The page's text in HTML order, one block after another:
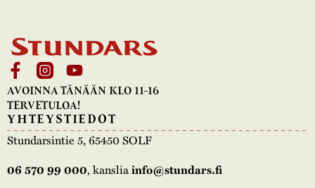
AVOINNA TÄNÄÄN KLO 11-16
TERVETULOA!
YHTEYSTIEDOT
Stundarsintie 5, 65450 SOLF
06 570 99 000, kansliainfo@stundars.fi